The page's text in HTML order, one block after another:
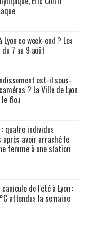
Lyon ce week-end ? Les
du 7 au 9 août
est-il sous-
? La Ville de Lyon
flou
: quatre individus
après avoir arraché le
femme à une station
de l'été à Lyon :
attendus la semaine